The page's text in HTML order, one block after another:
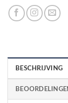
BESCHRIJVING